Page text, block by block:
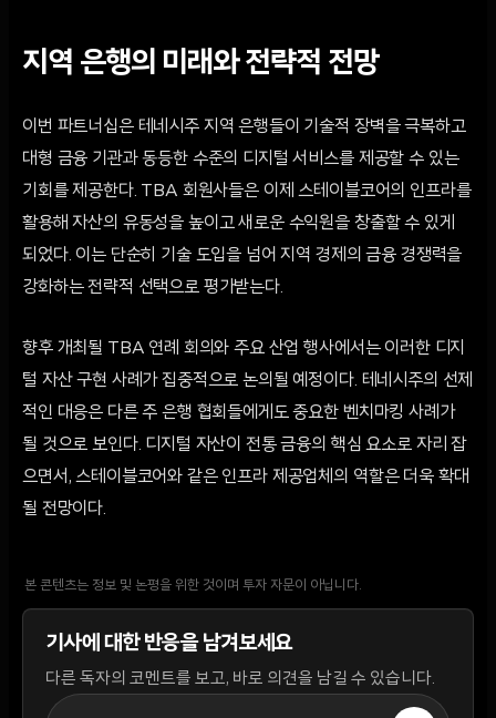
지역 은행의 미래와 전략적 전망
이번 파트너십은 테네시주 지역 은행들이 기술적 장벽을 극복하고
대형 금융 기관과 동등한 수준의 디지털 서비스를 제공할 수 있는
기회를 제공한다. TBA 회원사들은 이제 스테이블코어의 인프라를
활용해 자산의 유동성을 높이고 새로운 수익원을 창출할 수 있게
되었다. 이는 단순히 기술 도입을 넘어 지역 경제의 금융 경쟁력을
강화하는 전략적 선택으로 평가받는다.
향후 개최될 TBA 연례 회의와 주요 산업 행사에서는 이러한 디지
털 자산 구현 사례가 집중적으로 논의될 예정이다. 테네시주의 선제
적인 대응은 다른 주 은행 협회들에게도 중요한 벤치마킹 사례가
될 것으로 보인다. 디지털 자산이 전통 금융의 핵심 요소로 자리 잡
으면서, 스테이블코어와 같은 인프라 제공업체의 역할은 더욱 확대
될 전망이다.
본 콘텐츠는 정보 및 논평을 위한 것이며 투자 자문이 아닙니다.
기사에 대한 반응을 남겨보세요
다른 독자의 코멘트를 보고, 바로 의견을 남길 수 있습니다.